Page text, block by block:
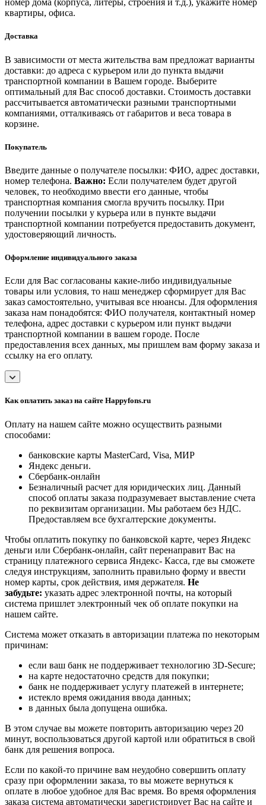
номер дома (корпуса, литеры, строения и т.д.), укажите номер
квартиры, офиса.
Доставка
В зависимости от места жительства вам предложат варианты
доставки: до адреса с курьером или до пункта выдачи
транспортной компании в Вашем городе. Выберите
оптимальный для Вас способ доставки. Стоимость доставки
рассчитывается автоматически разными транспортными
компаниями, отталкиваясь от габаритов и веса товара в
корзине.
Покупатель
Введите данные о получателе посылки: ФИО, адрес доставки,
номер телефона. Важно: Если получателем будет другой
человек, то необходимо ввести его данные, чтобы
транспортная компания смогла вручить посылку. При
получении посылки у курьера или в пункте выдачи
транспортной компании потребуется предоставить документ,
удостоверяющий личность.
Оформление индивидуального заказа
Если для Вас согласованы какие-либо индивидуальные
товары или условия, то наш менеджер сформирует для Вас
заказ самостоятельно, учитывая все нюансы. Для оформления
заказа нам понадобятся: ФИО получателя, контактный номер
телефона, адрес доставки с курьером или пункт выдачи
транспортной компании в вашем городе. После
предоставления всех данных, мы пришлем вам форму заказа и
ссылку на его оплату.
Как оплатить заказ на сайте Happyfons.ru
Оплату на нашем сайте можно осуществить разными
способами:
банковские карты MasterCard, Visa, МИР
Яндекс деньги.
Сбербанк-онлайн
Безналичный расчет для юридических лиц. Данный
способ оплаты заказа подразумевает выставление счета
по реквизитам организации. Мы работаем без НДС.
Предоставляем все бухгалтерские документы.
Чтобы оплатить покупку по банковской карте, через Яндекс
деньги или Сбербанк-онлайн, сайт перенаправит Вас на
страницу платежного сервиса Яндекс- Касса, где вы сможете
следуя инструкциям, заполнить правильно форму и ввести
номер карты, срок действия, имя держателя. Не
забудьте: указать адрес электронной почты, на который
система пришлет электронный чек об оплате покупки на
нашем сайте.
Система может отказать в авторизации платежа по некоторым
причинам:
если ваш банк не поддерживает технологию 3D-Secure;
на карте недостаточно средств для покупки;
банк не поддерживает услугу платежей в интернете;
истекло время ожидания ввода данных;
в данных была допущена ошибка.
В этом случае вы можете повторить авторизацию через 20
минут, воспользоваться другой картой или обратиться в свой
банк для решения вопроса.
Если по какой-то причине вам неудобно совершить оплату
сразу при оформлении заказа, то вы можете вернуться к
оплате в любое удобное для Вас время. Во время оформления
заказа система автоматически зарегистрирует Вас на сайте и